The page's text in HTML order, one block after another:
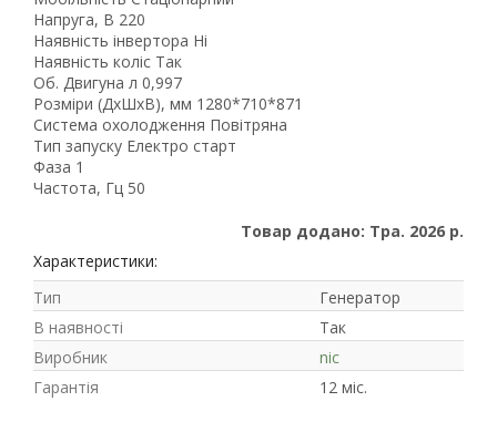
Напруга, В 220
Наявність інвертора Ні
Наявність коліс Так
Об. Двигуна л 0,997
Розміри (ДхШхВ), мм 1280*710*871
Система охолодження Повітряна
Тип запуску Електро старт
Фаза 1
Частота, Гц 50
Товар додано: Тра. 2026 р.
Характеристики:
Тип
Генератор
В наявності
Так
Виробник
nic
Гарантія
12 міс.